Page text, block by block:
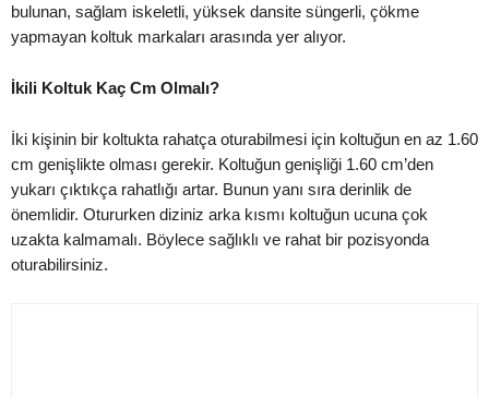
bulunan, sağlam iskeletli, yüksek dansite süngerli, çökme
yapmayan koltuk markaları arasında yer alıyor.
İkili Koltuk Kaç Cm Olmalı?
İki kişinin bir koltukta rahatça oturabilmesi için koltuğun en az 1.60
cm genişlikte olması gerekir. Koltuğun genişliği 1.60 cm’den
yukarı çıktıkça rahatlığı artar. Bunun yanı sıra derinlik de
önemlidir. Otururken diziniz arka kısmı koltuğun ucuna çok
uzakta kalmamalı. Böylece sağlıklı ve rahat bir pozisyonda
oturabilirsiniz.